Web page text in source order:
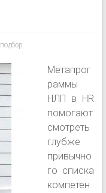
подбор
Метапрог
раммы
НЛП в HR
помогают
смотреть
глубже
привычно
го списка
компетен